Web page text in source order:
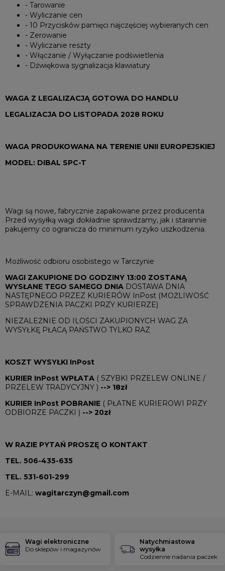
- Tarowanie
- Wyliczanie cen
- 10 Przycisków pamięci najczęściej wybieranych cen
- Zerowanie
- Wyliczanie reszty
- Włączanie / Wyłączanie podświetlenia
- Dźwiękowa sygnalizacja klawiatury
WAGA Z LEGALIZACJĄ GOTOWA DO HANDLU
LEGALIZACJA DO LISTOPADA 2028 ROKU
WAGA PRODUKOWANA NA TERENIE UNII EUROPEJSKIEJ
MODEL: DIBAL SPC-T
Wagi są nowe, fabrycznie zapakowane przez producenta
Przed wysyłką wagi dokładnie sprawdzamy, jak i starannie
pakujemy co ogranicza do minimum ryzyko uszkodzenia.
Możliwość odbioru osobistego w Tarczynie
WAGI ZAKUPIONE DO GODZINY 13:00 ZOSTANĄ
WYSŁANE TEGO SAMEGO DNIA DOSTAWA DNIA
NASTĘPNEGO PRZEZ KURIERÓW InPost (MOŻLIWOŚĆ
SPRAWDZENIA PACZKI PRZY KURIERZE)
NIEZALEŻNIE OD ILOŚCI ZAKUPIONYCH WAG ZA
WYSYŁKĘ PŁACĄ PAŃSTWO TYLKO RAZ
KOSZT WYSYŁKI InPost
KURIER InPost WPŁATA ( SZYBKI PRZELEW ONLINE /
PRZELEW TRADYCYJNY ) --> 18zł
KURIER InPost POBRANIE ( PŁATNE KURIEROWI PRZY
ODBIORZE PACZKI ) --> 20zł
W RAZIE PYTAŃ PROSZĘ O KONTAKT
TEL. 506-435-635
TEL. 531-601-299
E-MAIL: wagitarczyn@gmail.com
Wagi elektroniczne
Do sklepów i magazynów
Natychmiastowa
wysyłka
Codzienne nadania paczek